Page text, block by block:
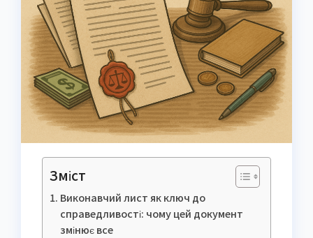
Зміст
Виконавчий лист як ключ до
справедливості: чому цей документ
змінює все